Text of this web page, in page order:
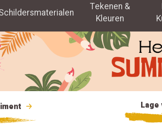
Tekenen &
Kleuren